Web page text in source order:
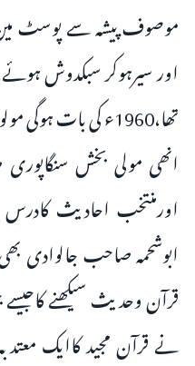
موصوف پیشہ سے پوسٹ
اور سیرہوکر سبکدوش
تھا،1960ء کی
انھی مولی بخش
اورمنتخب احادیث کادرس
ابوشحمہ صاحب جالوادی
قرآن وحدیث سیکھنے
نے قرآن مجید کاایک